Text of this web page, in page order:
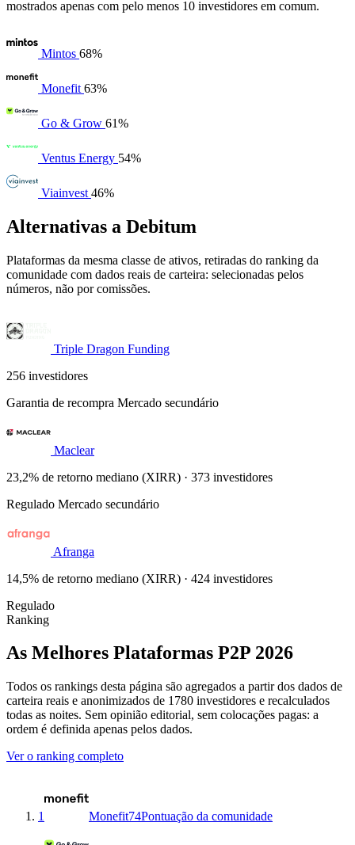
mostrados apenas com pelo menos 10 investidores em comum.
Mintos 68%
Monefit 63%
Go & Grow 61%
Ventus Energy 54%
Viainvest 46%
Alternativas a Debitum
Plataformas da mesma classe de ativos, retiradas do ranking da
comunidade com dados reais de carteira: selecionadas pelos
números, não por comissões.
Triple Dragon Funding
256 investidores
Garantia de recompra Mercado secundário
Maclear
23,2% de retorno mediano (XIRR) · 373 investidores
Regulado Mercado secundário
Afranga
14,5% de retorno mediano (XIRR) · 424 investidores
Regulado
Ranking
As Melhores Plataformas P2P 2026
Todos os rankings desta página são agregados a partir dos dados de
carteira reais e anonimizados de 1780 investidores e recalculados
todas as noites. Sem opinião editorial, sem colocações pagas: a
ordem é definida apenas pelos dados.
Ver o ranking completo
1 Monefit74Pontuação da comunidade